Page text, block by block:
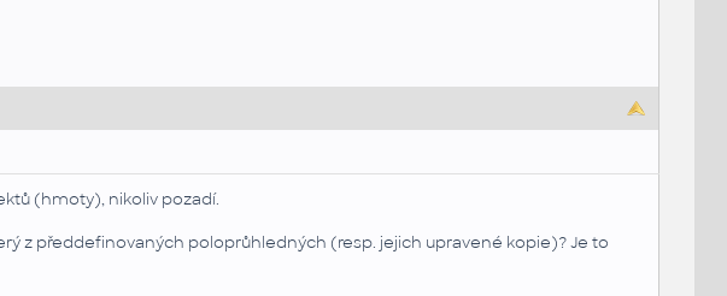
(hmoty), nikoliv pozadí.
z předdefinovaných poloprůhledných (resp. jejich upravené kopie)? Je to